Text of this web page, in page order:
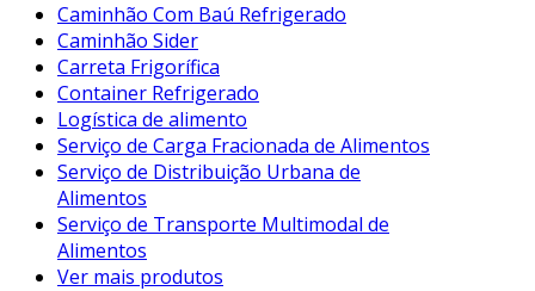
Caminhão Com Baú Refrigerado
Caminhão Sider
Carreta Frigorífica
Container Refrigerado
Logística de alimento
Serviço de Carga Fracionada de Alimentos
Serviço de Distribuição Urbana de
Alimentos
Serviço de Transporte Multimodal de
Alimentos
Ver mais produtos